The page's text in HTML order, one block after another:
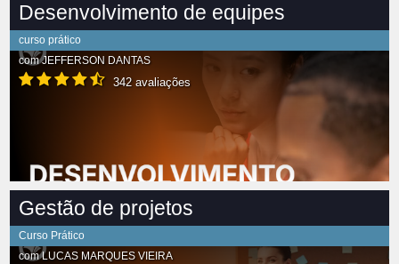
Desenvolvimento de equipes
curso prático
comJEFFERSON DANTAS
342 avaliações
Gestão de projetos
Curso Prático
comLUCAS MARQUES VIEIRA